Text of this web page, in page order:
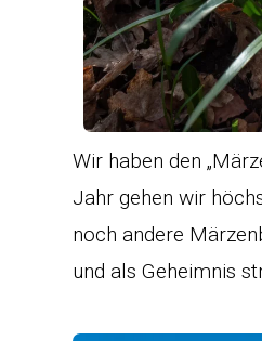
Wir haben den
Jahr gehen wir
noch andere
und als Geheimnis